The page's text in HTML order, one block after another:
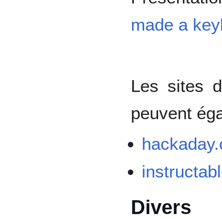
made a
Les sites
peuvent
Divers